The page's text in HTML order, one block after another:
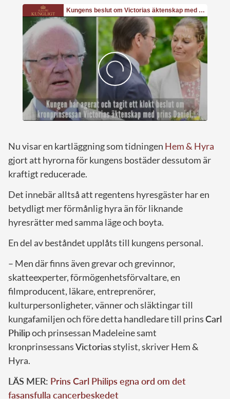
Nu visar en kartläggning som tidningen Hem & Hyra
gjort att hyrorna för kungens bostäder dessutom är
kraftigt reducerade.
Det innebär alltså att regentens hyresgäster har en
betydligt mer förmånlig hyra än för liknande
hyresrätter med samma läge och boyta.
En del av beståndet upplåts till kungens personal.
– Men där finns även grevar och grevinnor,
skatteexperter, förmögenhetsförvaltare, en
filmproducent, läkare, entreprenörer,
kulturpersonligheter, vänner och släktingar till
kungafamiljen och före detta handledare till prinsCarl
Philipoch prinsessan Madeleine samt
kronprinsessansVictoriasstylist, skriver Hem &
Hyra.
LÄS MER: Prins Carl Philips egna ord om det
fasansfulla cancerbeskedet